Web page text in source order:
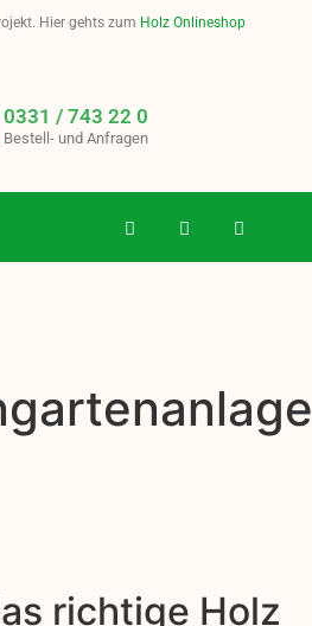
Hier gehts zum Holz Onlineshop
0331 / 743 22 0
Bestell- und Anfragen
richtige Holz